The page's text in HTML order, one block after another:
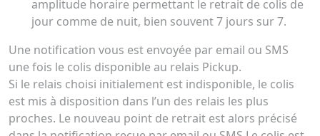
amplitude horaire permettant le retrait de colis de
jour comme de nuit, bien souvent 7 jours sur 7.
Une notification vous est envoyée par email ou SMS
une fois le colis disponible au relais Pickup.
Si le relais choisi initialement est indisponible, le colis
est mis à disposition dans l’un des relais les plus
proches. Le nouveau point de retrait est alors précisé